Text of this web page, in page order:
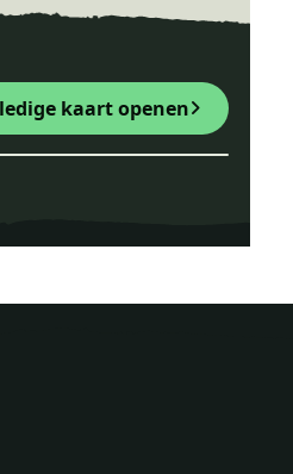
kaart openen
km)